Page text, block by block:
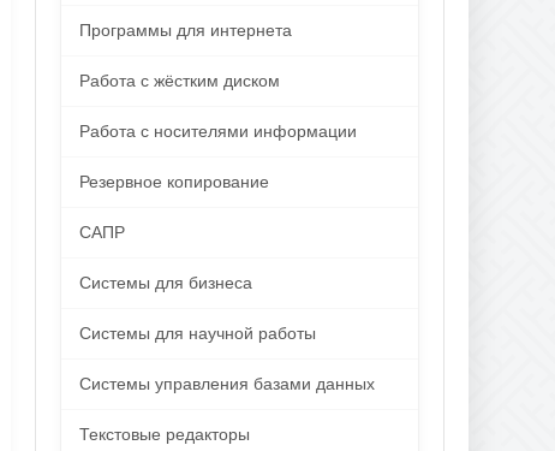
Программы для интернета
Работа с жёстким диском
Работа с носителями информации
Резервное копирование
САПР
Системы для бизнеса
Системы для научной работы
Системы управления базами данных
Текстовые редакторы